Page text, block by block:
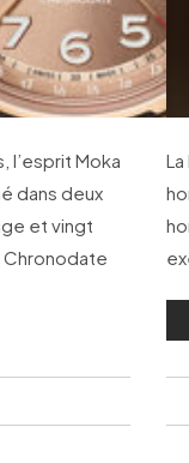
Moka
dans deux
et vingt